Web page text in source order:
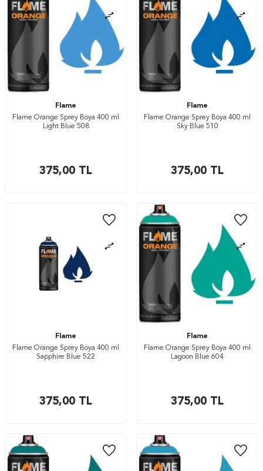
Flame
Flame Orange Sprey Boya 400 ml
Light Blue 508
375,00 TL
Flame
Flame Orange Sprey Boya 400 ml
Sky Blue 510
375,00 TL
Flame
Flame Orange Sprey Boya 400 ml
Sapphire Blue 522
375,00 TL
Flame
Flame Orange Sprey Boya 400 ml
Lagoon Blue 604
375,00 TL